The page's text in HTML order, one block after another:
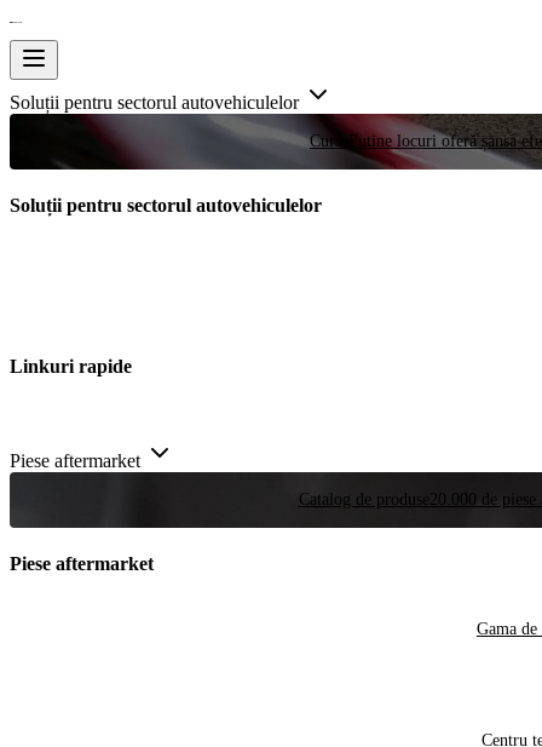
Soluții pentru sectorul autovehiculelor
Curse Puține locuri oferă șansa
Soluții pentru sectorul autovehiculelor
Linkuri rapide
Piese aftermarket
Catalog de produse 20.000 de
Piese aftermarket
Gama de
Centru